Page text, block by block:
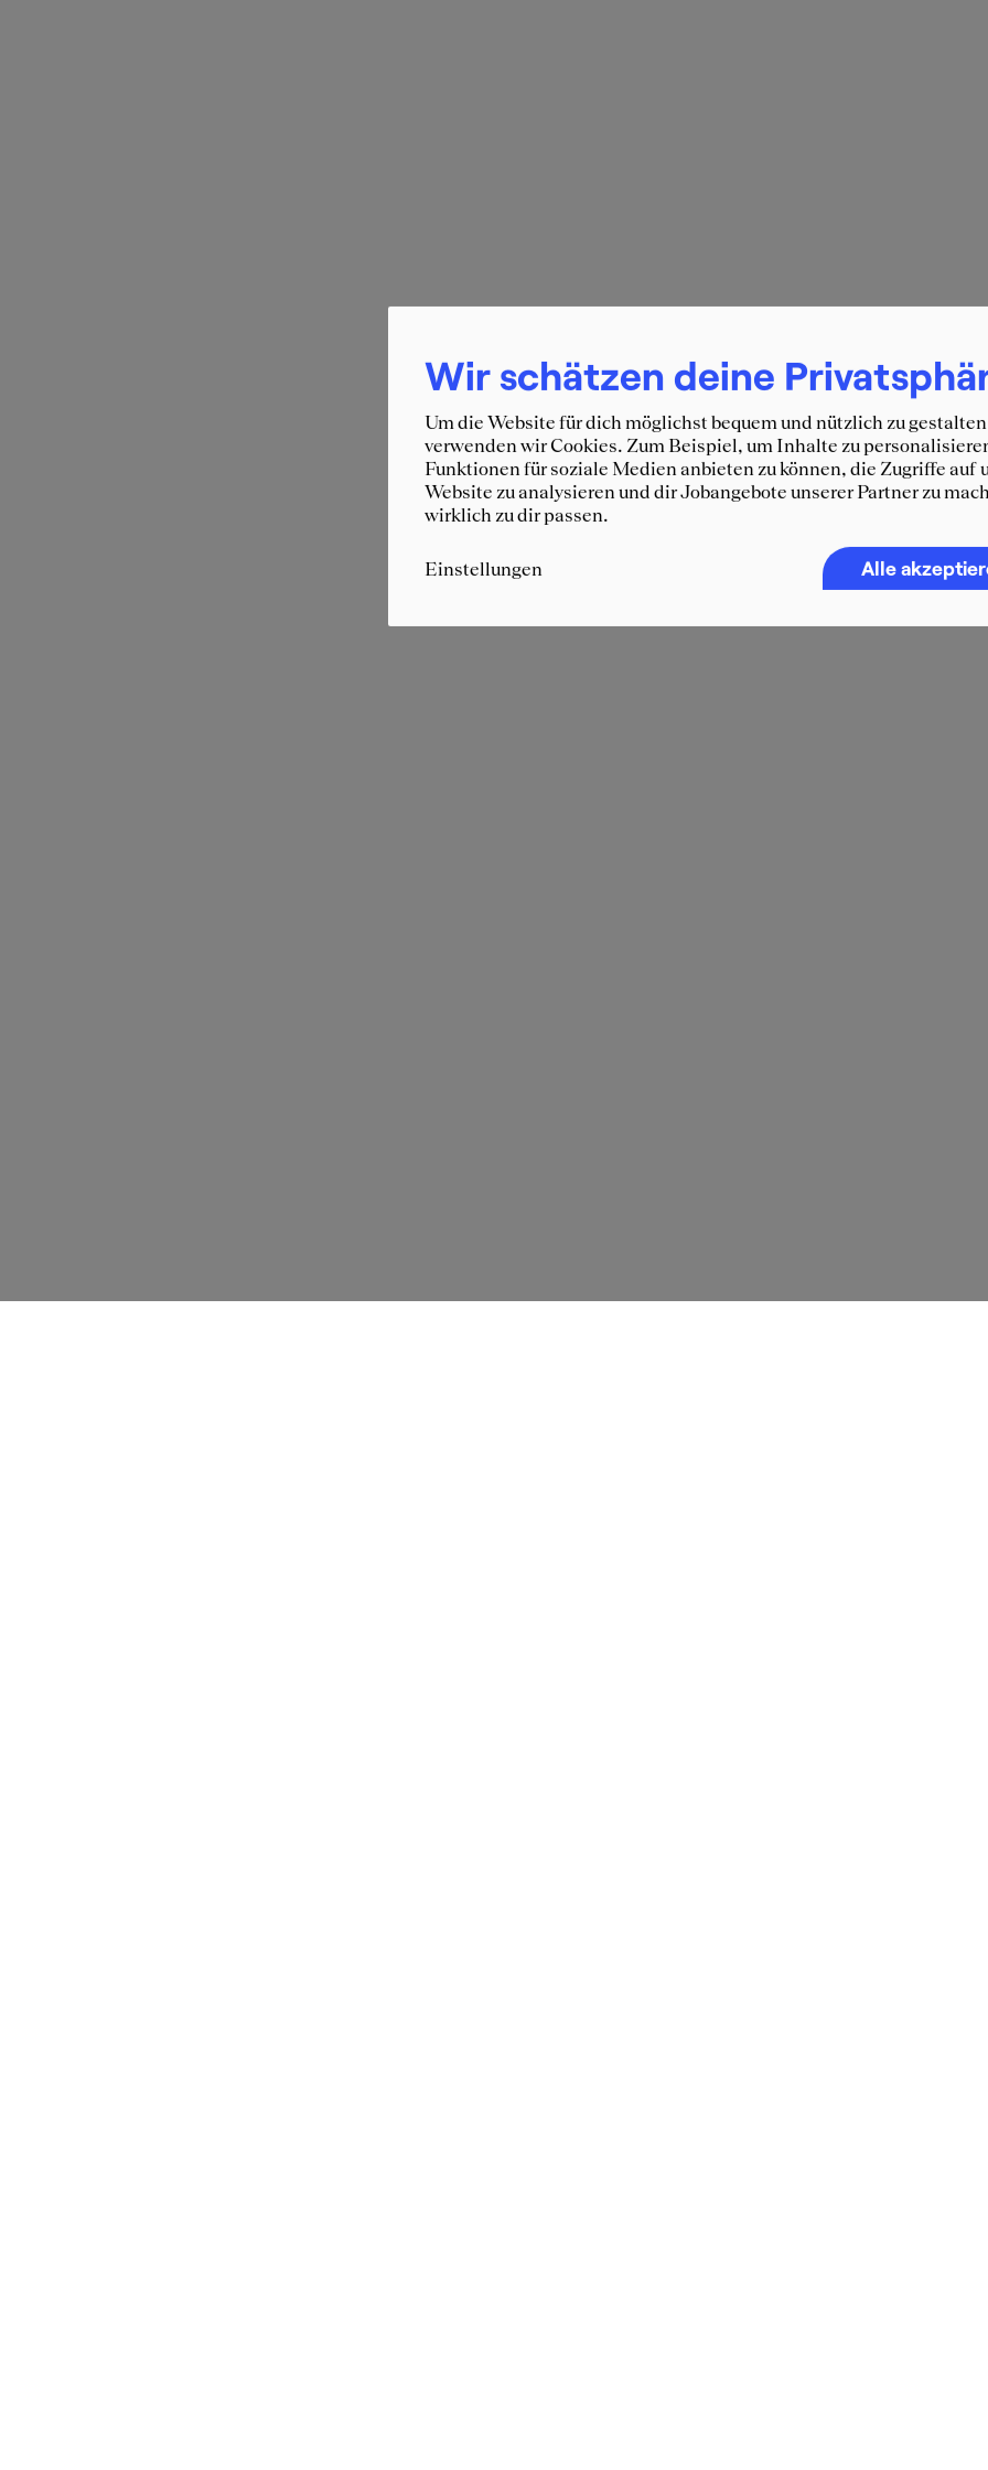
Wir schätzen deine
Um die Website für dich möglichst bequem und nützlich zu
verwenden wir Cookies. Zum Beispiel, um Inhalte zu
Funktionen für soziale Medien anbieten zu können, die Zugriffe auf
Website zu analysieren und dir Jobangebote unserer Partner zu
wirklich zu dir passen.
Einstellungen Alle